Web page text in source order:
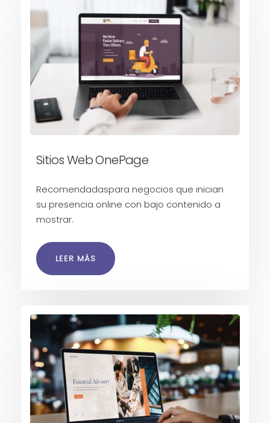
Sitios Web OnePage
Recomendadaspara negocios que inician
su presencia online con bajo contenido a
mostrar.
LEER MÁS